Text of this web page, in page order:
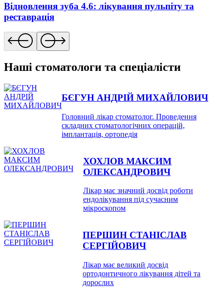
Відновлення зуба 4.6: лікування пульпіту та
реставрація
Наші стоматологи та спеціалісти
БЄГУН АНДРІЙ МИХАЙЛОВИЧ
Головний лікар стоматолог. Проведення
складних стоматологічних операцій,
імплантація, ортопедія
ХОХЛОВ МАКСИМ
ОЛЕКСАНДРОВИЧ
Лікар має значний досвід роботи
ендолікування під сучасним
мікроскопом
ПЕРШИН СТАНІСЛАВ
СЕРГІЙОВИЧ
Лікар має великий досвід
ортодонтичного лікування дітей та
дорослих